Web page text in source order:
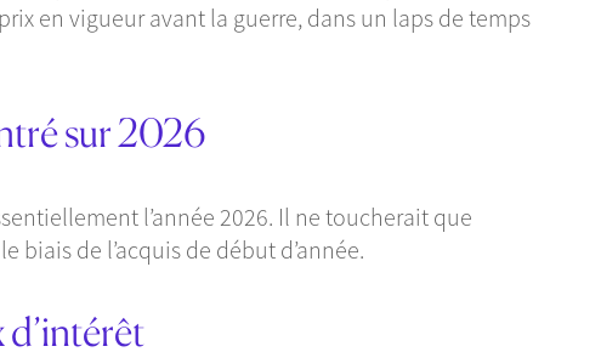
en vigueur avant la guerre, dans un laps de temps
sur 2026
l’année 2026. Il ne toucherait que
biais de l’acquis de début d’année.
d’intérêt